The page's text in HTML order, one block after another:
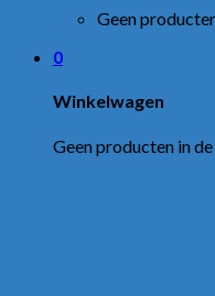
Geen
0
Winkelwagen
Geen producten in